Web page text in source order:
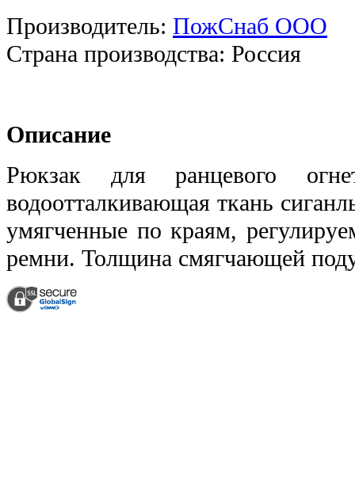
Производитель: ПожСнаб ООО
Страна производства: Россия
Описание
Рюкзак для ранцевого
водоотталкивающая ткань
умягченные по краям,
ремни. Толщина смягчающей